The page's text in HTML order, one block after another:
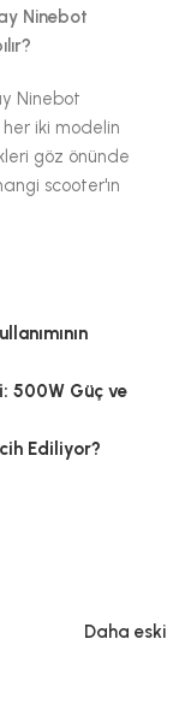
Ninebot
Ninebot
her iki modelin
göz önünde
scooter'ın
500W Güç ve
Ediliyor?
Daha eski